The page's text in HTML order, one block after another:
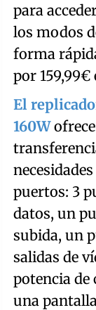
para
los modos
forma
por 159,99€
El
160W
puertos: 3
datos, un
subida, un
salidas de
potencia de
una